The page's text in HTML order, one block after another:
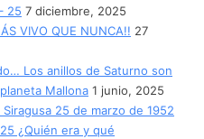
25 7 diciembre, 2025
VIVO QUE NUNCA!! 27
Los anillos de Saturno son
Mallona 1 junio, 2025
25 de marzo de 1952
¿Quién era y qué